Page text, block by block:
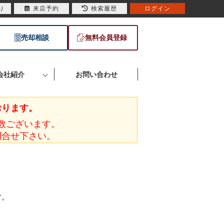
売却相談 無料会員登録
社紹介 お問い合わせ
ます。
ざいます。
せ下さい。
来店予約 検索履歴 ログイン